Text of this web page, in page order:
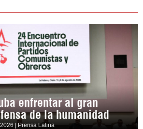
enfrentar al gran
de la humanidad
| Prensa Latina